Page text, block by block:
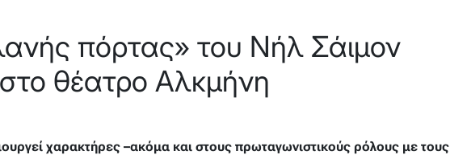
πόρτας» του Νήλ Σάιμον
θέατρο Αλκμήνη
χαρακτήρες –ακόμα και στους πρωταγωνιστικούς ρόλους με τους